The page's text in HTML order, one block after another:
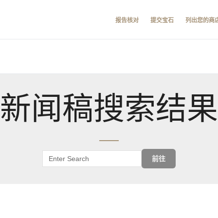
报告核对 提交宝石 列出您的商
新闻稿搜索结果
前往